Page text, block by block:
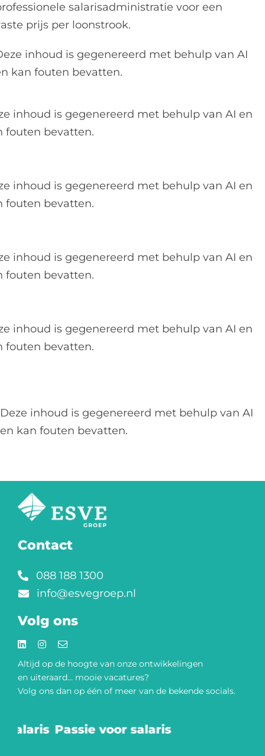
salarisadministratie voor een
prijs per loonstrook.
inhoud is gegenereerd met behulp van AI
kan fouten bevatten.
inhoud is gegenereerd met behulp van AI en
fouten bevatten.
inhoud is gegenereerd met behulp van AI en
fouten bevatten.
inhoud is gegenereerd met behulp van AI en
fouten bevatten.
inhoud is gegenereerd met behulp van AI en
fouten bevatten.
Deze inhoud is gegenereerd met behulp van AI
en kan fouten bevatten.
Contact
088 188 1300
info@esvegroep.nl
Volg ons
Altijd op de hoogte van onze ontwikkelingen
en uiteraard… mooie vacatures?
Volg ons dan op één of meer van de bekende socials.​
Passie voor salaris